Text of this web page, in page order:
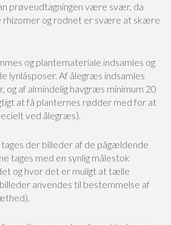
prøveudtagningen være svær, da
rhizomer og rodnet er svære at skære
og plantemateriale indsamles og
lynlåsposer. Af ålegræs indsamles
og af almindelig havgræs minimum 20
at få planternes rødder med for at
ved ålegræs).
tages der billeder af de pågældende
tages med en synlig målestok
og hvor det er muligt at tælle
anvendes til bestemmelse af